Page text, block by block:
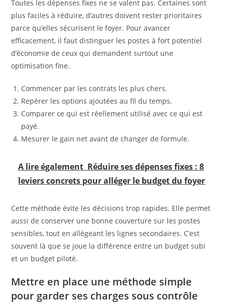
Toutes les dépenses fixes ne se valent pas. Certaines sont
plus faciles à réduire, d’autres doivent rester prioritaires
parce qu’elles sécurisent le foyer. Pour avancer
efficacement, il faut distinguer les postes à fort potentiel
d’économie de ceux qui demandent surtout une
optimisation fine.
Commencer par les contrats les plus chers.
Repérer les options ajoutées au fil du temps.
Comparer ce qui est réellement utilisé avec ce qui est
payé.
Mesurer le gain net avant de changer de formule.
A lire également Réduire ses dépenses fixes : 8
leviers concrets pour alléger le budget du foyer
Cette méthode évite les décisions trop rapides. Elle permet
aussi de conserver une bonne couverture sur les postes
sensibles, tout en allégeant les lignes secondaires. C’est
souvent là que se joue la différence entre un budget subi
et un budget piloté.
Mettre en place une méthode simple
pour garder ses charges sous contrôle